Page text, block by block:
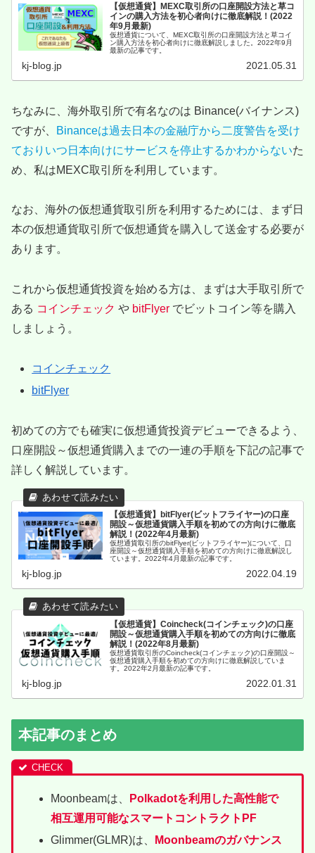
【仮想通貨】MEXC取引所の口座開設方法と草コ
インの購入方法を初心者向けに徹底解説！(2022
年9月最新)
仮想通貨について、MEXC取引所の口座開設方法と草コイ
ン購入方法を初心者向けに徹底解説しました。2022年9月
最新の記事です。
kj-blog.jp 2021.05.31
ちなみに、海外取引所で有名なのは Binance(バイナンス)
ですが、
Binanceは過去日本の金融庁から二度警告を受け
ておりいつ日本向けにサービスを停止するかわからないた
め、私はMEXC取引所を利用しています。
なお、海外の仮想通貨取引所を利用するためには、まず日
本の仮想通貨取引所で仮想通貨を購入して送金する必要が
あります。
これから仮想通貨投資を始める方は、まずは大手取引所で
ある コインチェック や bitFlyer でビットコイン等を購入
しましょう。
コインチェック
bitFlyer
初めての方でも確実に仮想通貨投資デビューできるよう、
口座開設～仮想通貨購入までの一連の手順を下記の記事で
詳しく解説しています。
【仮想通貨】bitFlyer(ビットフライヤー)の口座
開設～仮想通貨購入手順を初めての方向けに徹底
解説！(2022年4月最新)
仮想通貨取引所のbitFlyer(ビットフライヤー)について、口
座開設～仮想通貨購入手順を初めての方向けに徹底解説し
ています。2022年4月最新の記事です。
kj-blog.jp 2022.04.19
【仮想通貨】Coincheck(コインチェック)の口座
開設～仮想通貨購入手順を初めての方向けに徹底
解説！(2022年8月最新)
仮想通貨取引所のCoincheck(コインチェック)の口座開設～
仮想通貨購入手順を初めての方向けに徹底解説していま
す。2022年2月最新の記事です。
kj-blog.jp 2022.01.31
本記事のまとめ
Moonbeamは、
Polkadotを利用した高性能で
相互運用可能なスマートコントラクトPF
Glimmer(GLMR)は、
Moonbeamのガバナンス